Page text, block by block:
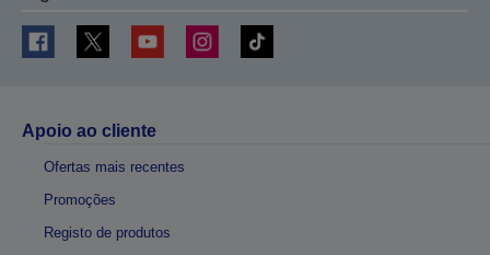
Apoio ao cliente
Ofertas mais recentes
Promoções
Registo de produtos